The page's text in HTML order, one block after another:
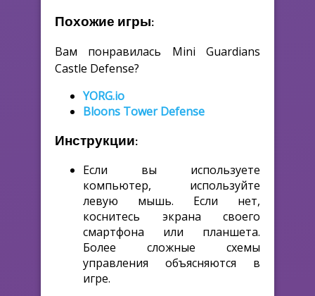
Похожие игры:
Вам понравилась Mini Guardians
Castle Defense?
YORG.io
Bloons Tower Defense
Инструкции:
Если вы используете
компьютер, используйте
левую мышь. Если нет,
коснитесь экрана своего
смартфона или планшета.
Более сложные схемы
управления объясняются в
игре.